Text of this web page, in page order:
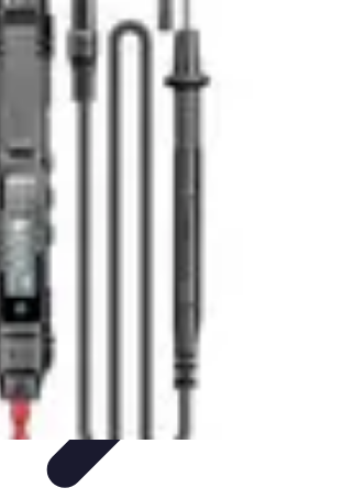
Choix de l'électricienChoix d'électricien
d'un électricien